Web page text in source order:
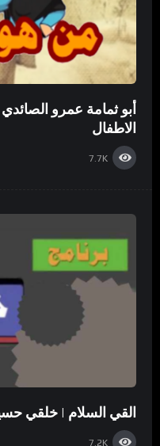
أبو ثمامة عمرو
الاطفال
7.7K
القي السلام | خلقي
7.2K